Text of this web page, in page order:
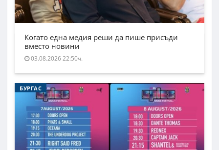
Когато една медия реши да пише присъди
вместо новини
03.08.2026 22:50ч.
БУРГАС